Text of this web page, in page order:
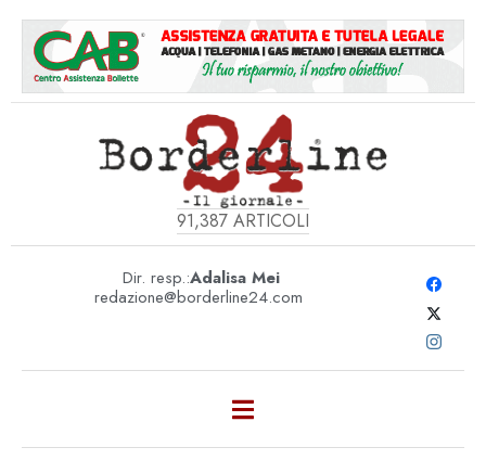
91,387 ARTICOLI
Dir. resp.:Adalisa Mei
redazione@borderline24.com